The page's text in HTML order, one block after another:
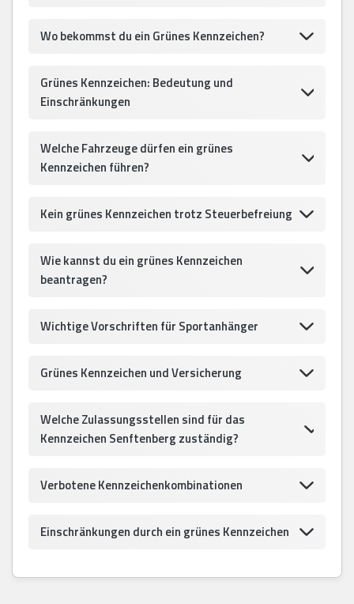
Wo bekommst du ein Grünes Kennzeichen?
Grünes Kennzeichen: Bedeutung und
Einschränkungen
Welche Fahrzeuge dürfen ein grünes
Kennzeichen führen?
Kein grünes Kennzeichen trotz Steuerbefreiung
Wie kannst du ein grünes Kennzeichen
beantragen?
Wichtige Vorschriften für Sportanhänger
Grünes Kennzeichen und Versicherung
Welche Zulassungsstellen sind für das
Kennzeichen Senftenberg zuständig?
Verbotene Kennzeichenkombinationen
Einschränkungen durch ein grünes Kennzeichen